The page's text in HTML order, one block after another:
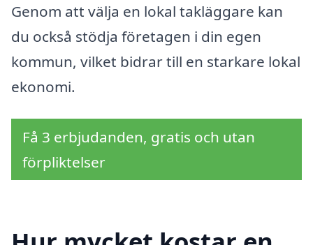
Genom att välja en lokal takläggare kan
du också stödja företagen i din egen
kommun, vilket bidrar till en starkare lokal
ekonomi.
Få 3 erbjudanden, gratis och utan
förpliktelser